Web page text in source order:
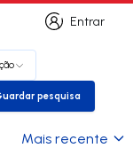
Entrar
Entrar
Guardar pesquisa
pesquisa
Mais recente